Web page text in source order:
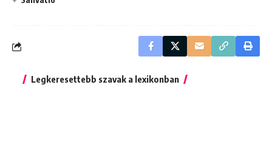
Legkeresettebb szavak a lexikonban